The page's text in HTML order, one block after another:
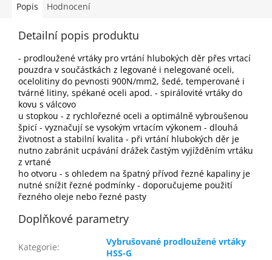
Popis Hodnocení
Detailní popis produktu
- prodloužené vrtáky pro vrtání hlubokých děr přes vrtací
pouzdra v součástkách z legované i nelegované oceli,
ocelolitiny do pevnosti 900N/mm2, šedé, temperované i
tvárné litiny, spékané oceli apod. - spirálovité vrtáky do
kovu s válcovo
u stopkou - z rychlořezné oceli a optimálně vybroušenou
špicí - vyznačují se vysokým vrtacím výkonem - dlouhá
životnost a stabilní kvalita - při vrtání hlubokých děr je
nutno zabránit ucpávání drážek častým vyjížděním vrtáku
z vrtané
ho otvoru - s ohledem na špatný přívod řezné kapaliny je
nutné snížit řezné podmínky - doporučujeme použití
řezného oleje nebo řezné pasty
Doplňkové parametry
Kategorie:
Vybrušované prodloužené vrtáky
HSS-G